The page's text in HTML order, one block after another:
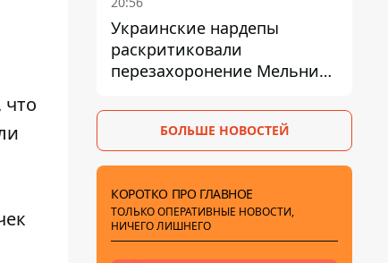
Украинские нардепы
раскритиковали
перезахоронение Мельника
дипломатической изоляции
БОЛЬШЕ НОВОСТЕЙ
КОРОТКО ПРО ГЛАВНОЕ
ТОЛЬКО ОПЕРАТИВНЫЕ НОВОСТИ,
НИЧЕГО ЛИШНЕГО